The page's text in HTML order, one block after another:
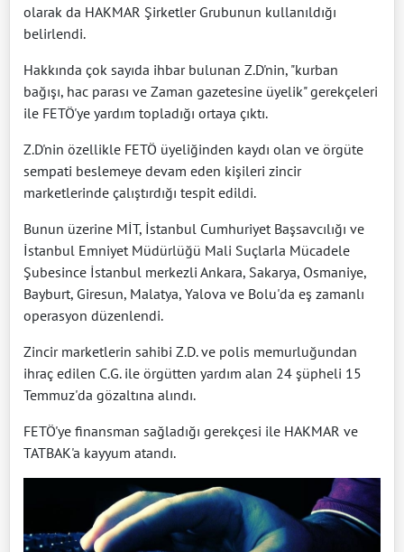
olarak da HAKMAR Şirketler Grubunun kullanıldığı
belirlendi.
Hakkında çok sayıda ihbar bulunan Z.D'nin, "kurban
bağışı, hac parası ve Zaman gazetesine üyelik" gerekçeleri
ile FETÖ'ye yardım topladığı ortaya çıktı.
Z.D'nin özellikle FETÖ üyeliğinden kaydı olan ve örgüte
sempati beslemeye devam eden kişileri zincir
marketlerinde çalıştırdığı tespit edildi.
Bunun üzerine MİT, İstanbul Cumhuriyet Başsavcılığı ve
İstanbul Emniyet Müdürlüğü Mali Suçlarla Mücadele
Şubesince İstanbul merkezli Ankara, Sakarya, Osmaniye,
Bayburt, Giresun, Malatya, Yalova ve Bolu'da eş zamanlı
operasyon düzenlendi.
Zincir marketlerin sahibi Z.D. ve polis memurluğundan
ihraç edilen C.G. ile örgütten yardım alan 24 şüpheli 15
Temmuz'da gözaltına alındı.
FETÖ'ye finansman sağladığı gerekçesi ile HAKMAR ve
TATBAK'a kayyum atandı.